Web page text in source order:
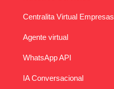
Centralita Virtual Empresas
Agente virtual
WhatsApp API
IA Conversacional